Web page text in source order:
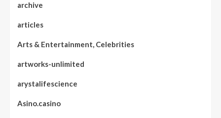
archive
articles
Arts & Entertainment, Celebrities
artworks-unlimited
arystalifescience
Asino.casino